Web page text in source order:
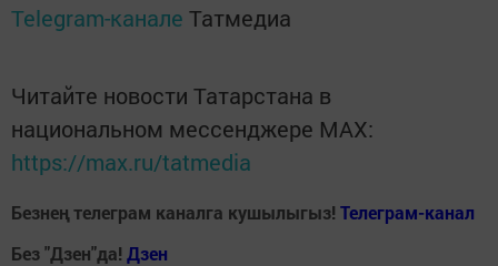
Telegram-канале Татмедиа
Читайте новости Татарстана в
национальном мессенджере MАХ:
https://max.ru/tatmedia
Безнең телеграм каналга кушылыгыз! Телеграм-канал
Без "Дзен"да! Дзен